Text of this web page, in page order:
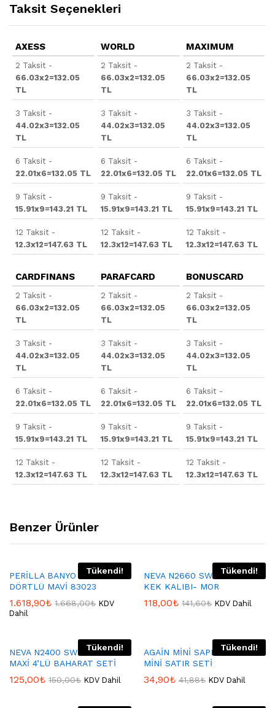
Taksit Seçenekleri
AXESS
2 Taksit -
66.03x2=132.05
TL
3 Taksit -
44.02x3=132.05
TL
6 Taksit -
22.01x6=132.05 TL
9 Taksit -
15.91x9=143.21 TL
12 Taksit -
12.3x12=147.63 TL
WORLD
2 Taksit -
66.03x2=132.05
TL
3 Taksit -
44.02x3=132.05
TL
6 Taksit -
22.01x6=132.05 TL
9 Taksit -
15.91x9=143.21 TL
12 Taksit -
12.3x12=147.63 TL
MAXIMUM
2 Taksit -
66.03x2=132.05
TL
3 Taksit -
44.02x3=132.05
TL
6 Taksit -
22.01x6=132.05 TL
9 Taksit -
15.91x9=143.21 TL
12 Taksit -
12.3x12=147.63 TL
CARDFINANS
2 Taksit -
66.03x2=132.05
TL
3 Taksit -
44.02x3=132.05
TL
6 Taksit -
22.01x6=132.05 TL
9 Taksit -
15.91x9=143.21 TL
12 Taksit -
12.3x12=147.63 TL
PARAFCARD
2 Taksit -
66.03x2=132.05
TL
3 Taksit -
44.02x3=132.05
TL
6 Taksit -
22.01x6=132.05 TL
9 Taksit -
15.91x9=143.21 TL
12 Taksit -
12.3x12=147.63 TL
BONUSCARD
2 Taksit -
66.03x2=132.05
TL
3 Taksit -
44.02x3=132.05
TL
6 Taksit -
22.01x6=132.05 TL
9 Taksit -
15.91x9=143.21 TL
12 Taksit -
12.3x12=147.63 TL
Benzer Ürünler
Tükendi!
PERİLLA BANYO SETİ
DÖRTLÜ MAVİ 83023
1.618,90₺ 1.668,00₺ KDV
Dahil
Tükendi!
NEVA N2660 SWEET GRANİT
KEK KALIBI- MOR
118,00₺ 141,60₺ KDV Dahil
Tükendi!
NEVA N2400 SWEET PEMBE
MAXİ 4’LÜ BAHARAT SETİ
125,00₺ 150,00₺ KDV Dahil
Tükendi!
AGAİN MİNİ SAPLI RENDE &
MİNİ SATIR SETİ
34,90₺ 41,88₺ KDV Dahil